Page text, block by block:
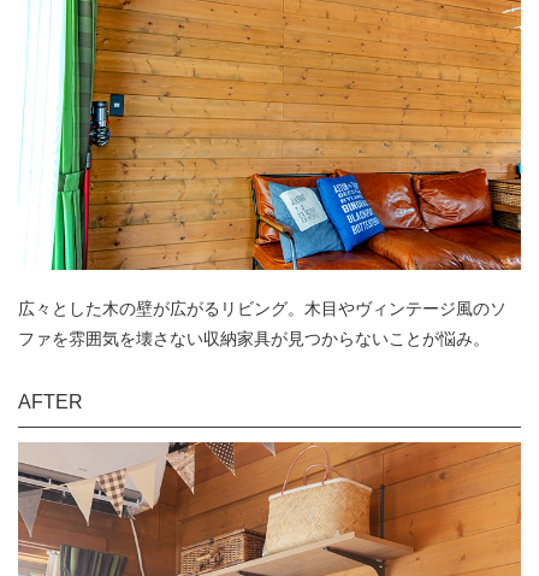
広々とした木の壁が広がるリビング。木目やヴィンテージ風のソ
ファを雰囲気を壊さない収納家具が見つからないことが悩み。
AFTER